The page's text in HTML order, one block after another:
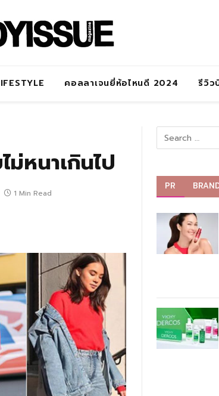
คอลลาเจนยี่ห้อไหนดี 2024 รีวิว
หนาเกินไป
1 Min Read
PR